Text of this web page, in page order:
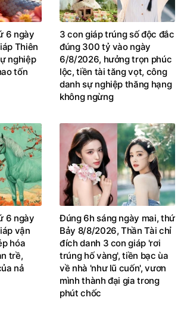
6 ngày
Thiên
nghiệp
tốn
3 con giáp trúng số độc đắc
đúng 300 tỷ vào ngày
6/8/2026, hưởng trọn phúc
lộc, tiền tài tăng vọt, công
danh sự nghiệp thăng hạng
không ngừng
6 ngày
vận
hóa
trề,
nả
Đúng 6h sáng ngày mai, thứ
Bảy 8/8/2026, Thần Tài chỉ
đích danh 3 con giáp 'rơi
trúng hố vàng', tiền bạc ùa
về nhà 'như lũ cuốn', vươn
mình thành đại gia trong
phút chốc